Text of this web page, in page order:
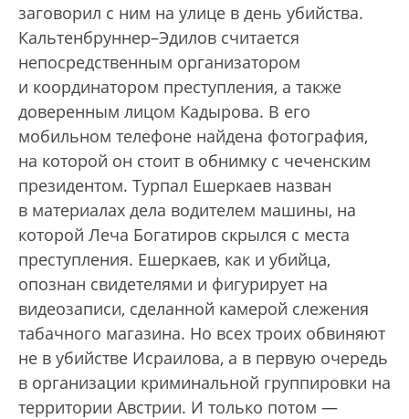
заговорил с ним на улице в день убийства.
Кальтенбруннер–Эдилов считается
непосредственным организатором
и координатором преступления, а также
доверенным лицом Кадырова. В его
мобильном телефоне найдена фотография,
на которой он стоит в обнимку с чеченским
президентом. Турпал Ешеркаев назван
в материалах дела водителем машины, на
которой Леча Богатиров скрылся с места
преступления. Ешеркаев, как и убийца,
опознан свидетелями и фигурирует на
видеозаписи, сделанной камерой слежения
табачного магазина. Но всех троих обвиняют
не в убийстве Исраилова, а в первую очередь
в организации криминальной группировки на
территории Австрии. И только потом —